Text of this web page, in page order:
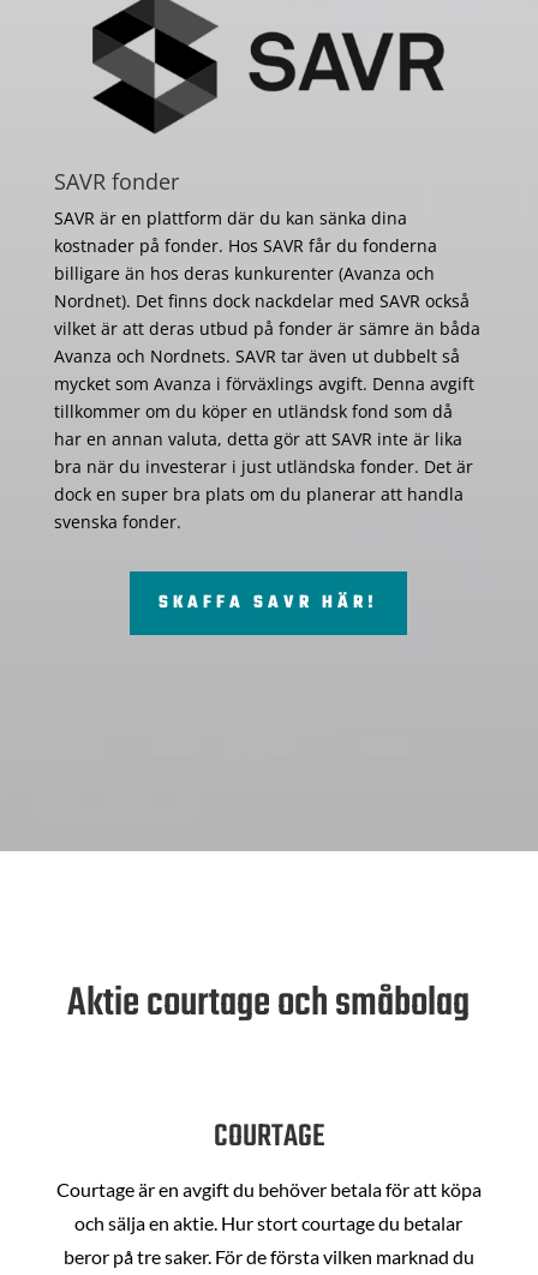
SAVR fonder
SAVR är en plattform där du kan sänka dina
kostnader på fonder. Hos SAVR får du fonderna
billigare än hos deras kunkurenter (Avanza och
Nordnet). Det finns dock nackdelar med SAVR också
vilket är att deras utbud på fonder är sämre än båda
Avanza och Nordnets. SAVR tar även ut dubbelt så
mycket som Avanza i förväxlings avgift. Denna avgift
tillkommer om du köper en utländsk fond som då
har en annan valuta, detta gör att SAVR inte är lika
bra när du investerar i just utländska fonder. Det är
dock en super bra plats om du planerar att handla
svenska fonder.
SKAFFA SAVR HÄR!
Aktie courtage och småbolag
COURTAGE
Courtage är en avgift du behöver betala för att köpa
och sälja en aktie. Hur stort courtage du betalar
beror på tre saker. För de första vilken marknad du